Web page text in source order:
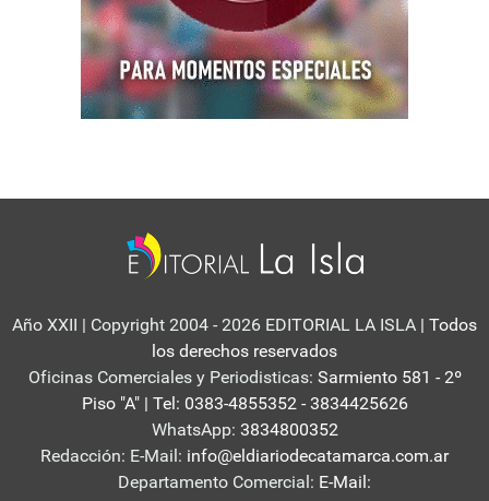
Año XXII | Copyright 2004 - 2026 EDITORIAL LA ISLA | Todos
los derechos reservados
Oficinas Comerciales y Periodisticas: Sarmiento 581 - 2º
Piso "A" | Tel: 0383-4855352 - 3834425626
WhatsApp: 3834800352
Redacción: E-Mail: info@eldiariodecatamarca.com.ar
Departamento Comercial: E-Mail: